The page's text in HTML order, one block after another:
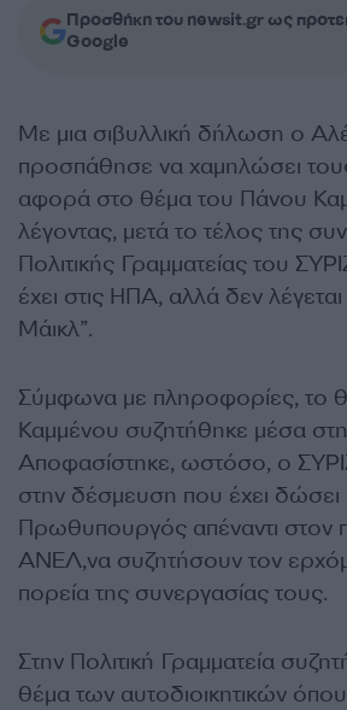
Προσθήκη του newsit.gr ως
Google
Με μια σιβυλλική δήλωση ο
προσπάθησε να χαμηλώσει
αφορά στο θέμα του Πάνου
λέγοντας, μετά το τέλος της
Πολιτικής Γραμματείας του
έχει στις ΗΠΑ, αλλά δεν
Μάικλ”.
Σύμφωνα με πληροφορίες, το
Καμμένου συζητήθηκε μέσα
Αποφασίστηκε, ωστόσο, ο
στην δέσμευση που έχει δώσει
Πρωθυπουργός απέναντι στον
ΑΝΕΛ,να συζητήσουν τον
πορεία της συνεργασίας τους.
Στην Πολιτική Γραμματεία
θέμα των αυτοδιοικητικών